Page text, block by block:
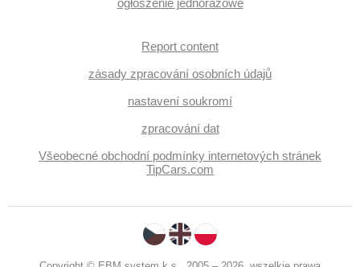
ogłoszenie jednorazowe
Report content
zásady zpracování osobních údajů
nastavení soukromí
zpracování dat
Všeobecné obchodní podmínky internetových stránek
TipCars.com